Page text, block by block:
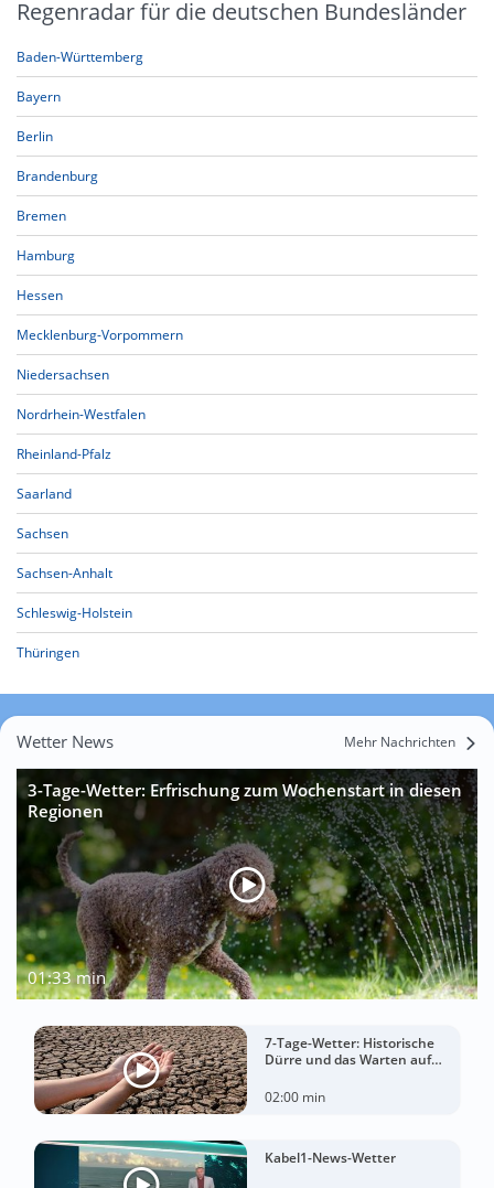
Regenradar für die deutschen Bundesländer
Baden-Württemberg
Bayern
Berlin
Brandenburg
Bremen
Hamburg
Hessen
Mecklenburg-Vorpommern
Niedersachsen
Nordrhein-Westfalen
Rheinland-Pfalz
Saarland
Sachsen
Sachsen-Anhalt
Schleswig-Holstein
Thüringen
Wetter News Mehr Nachrichten
3-Tage-Wetter: Erfrischung zum Wochenstart in diesen
Regionen
01:33 min
7-Tage-Wetter: Historische
Dürre und das Warten auf
02:00 min
Kabel1-News-Wetter